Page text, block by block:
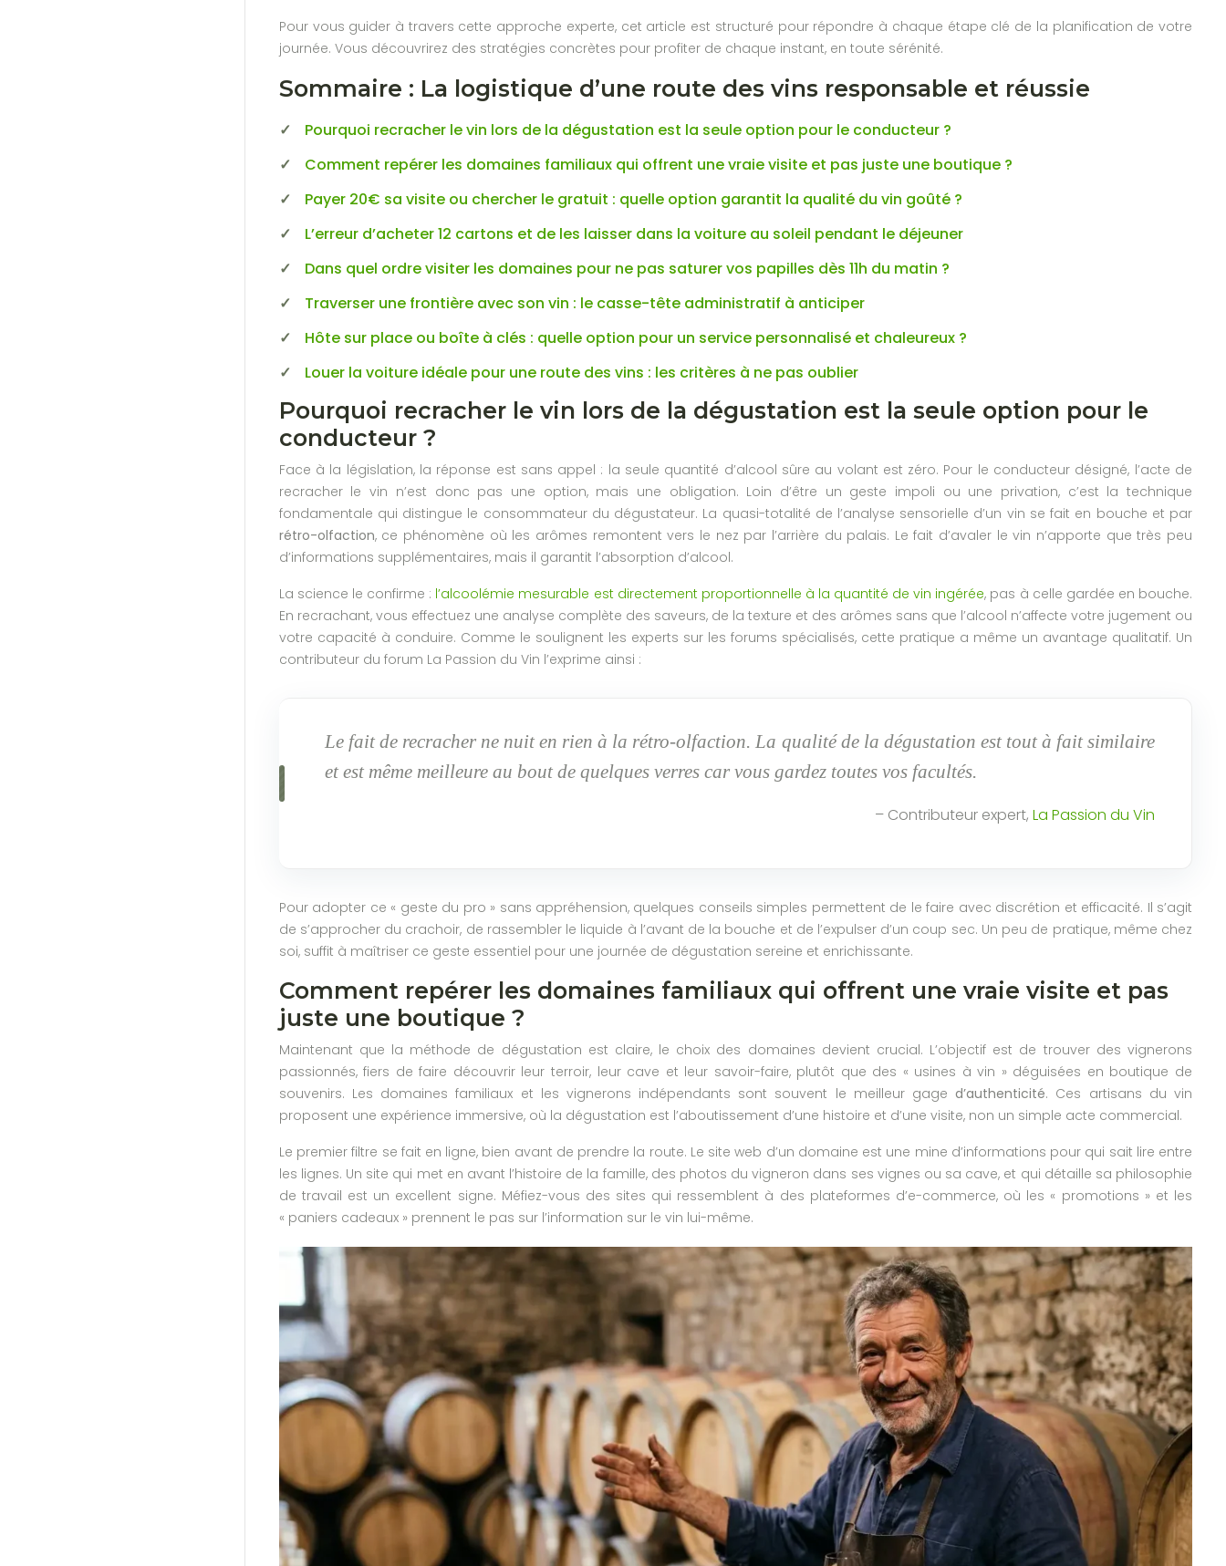
Pour vous guider à travers cette approche experte, cet article est structuré pour répondre à chaque étape clé de la planification de votre
journée. Vous découvrirez des stratégies concrètes pour profiter de chaque instant, en toute sérénité.
Sommaire : La logistique d’une route des vins responsable et réussie
Pourquoi recracher le vin lors de la dégustation est la seule option pour le conducteur ?
Comment repérer les domaines familiaux qui offrent une vraie visite et pas juste une boutique ?
Payer 20€ sa visite ou chercher le gratuit : quelle option garantit la qualité du vin goûté ?
L’erreur d’acheter 12 cartons et de les laisser dans la voiture au soleil pendant le déjeuner
Dans quel ordre visiter les domaines pour ne pas saturer vos papilles dès 11h du matin ?
Traverser une frontière avec son vin : le casse-tête administratif à anticiper
Hôte sur place ou boîte à clés : quelle option pour un service personnalisé et chaleureux ?
Louer la voiture idéale pour une route des vins : les critères à ne pas oublier
Pourquoi recracher le vin lors de la dégustation est la seule option pour le
conducteur ?
Face à la législation, la réponse est sans appel : la seule quantité d’alcool sûre au volant est zéro. Pour le conducteur désigné, l’acte de
recracher le vin n’est donc pas une option, mais une obligation. Loin d’être un geste impoli ou une privation, c’est la technique
fondamentale qui distingue le consommateur du dégustateur. La quasi-totalité de l’analyse sensorielle d’un vin se fait en bouche et par
rétro-olfaction, ce phénomène où les arômes remontent vers le nez par l’arrière du palais. Le fait d’avaler le vin n’apporte que très peu
d’informations supplémentaires, mais il garantit l’absorption d’alcool.
La science le confirme : l’alcoolémie mesurable est directement proportionnelle à la quantité de vin ingérée, pas à celle gardée en bouche.
En recrachant, vous effectuez une analyse complète des saveurs, de la texture et des arômes sans que l’alcool n’affecte votre jugement ou
votre capacité à conduire. Comme le soulignent les experts sur les forums spécialisés, cette pratique a même un avantage qualitatif. Un
contributeur du forum La Passion du Vin l’exprime ainsi :
Le fait de recracher ne nuit en rien à la rétro-olfaction. La qualité de la dégustation est tout à fait similaire
et est même meilleure au bout de quelques verres car vous gardez toutes vos facultés.
– Contributeur expert, La Passion du Vin
Pour adopter ce « geste du pro » sans appréhension, quelques conseils simples permettent de le faire avec discrétion et efficacité. Il s’agit
de s’approcher du crachoir, de rassembler le liquide à l’avant de la bouche et de l’expulser d’un coup sec. Un peu de pratique, même chez
soi, suffit à maîtriser ce geste essentiel pour une journée de dégustation sereine et enrichissante.
Comment repérer les domaines familiaux qui offrent une vraie visite et pas
juste une boutique ?
Maintenant que la méthode de dégustation est claire, le choix des domaines devient crucial. L’objectif est de trouver des vignerons
passionnés, fiers de faire découvrir leur terroir, leur cave et leur savoir-faire, plutôt que des « usines à vin » déguisées en boutique de
souvenirs. Les domaines familiaux et les vignerons indépendants sont souvent le meilleur gaged’authenticité. Ces artisans du vin
proposent une expérience immersive, où la dégustation est l’aboutissement d’une histoire et d’une visite, non un simple acte commercial.
Le premier filtre se fait en ligne, bien avant de prendre la route. Le site web d’un domaine est une mine d’informations pour qui sait lire entre
les lignes. Un site qui met en avant l’histoire de la famille, des photos du vigneron dans ses vignes ou sa cave, et qui détaille sa philosophie
de travail est un excellent signe. Méfiez-vous des sites qui ressemblent à des plateformes d’e-commerce, où les « promotions » et les
« paniers cadeaux » prennent le pas sur l’information sur le vin lui-même.